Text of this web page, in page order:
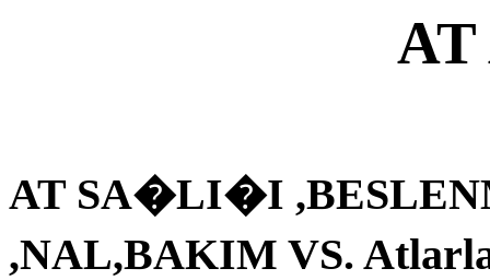
AT SA�LI�I
,NAL,BAKIM VS.